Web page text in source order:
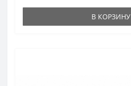
В КОРЗИНУ